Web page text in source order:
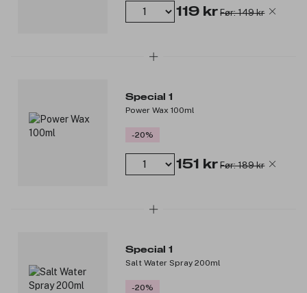
119 kr Før: 149 kr
Special 1
Power Wax 100ml
-20%
151 kr Før: 189 kr
Special 1
Salt Water Spray 200ml
-20%